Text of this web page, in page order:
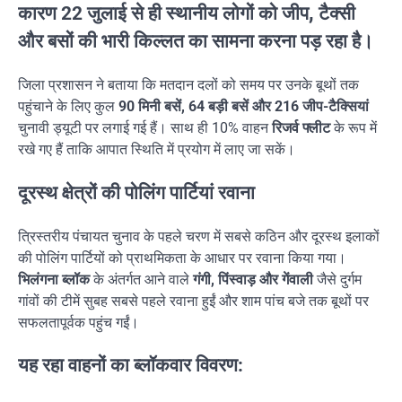
कारण 22 जुलाई से ही स्थानीय लोगों कोजीप, टैक्सी
और बसों की भारी किल्लतका सामना करना पड़ रहा है।
जिला प्रशासन ने बताया कि मतदान दलों को समय पर उनके बूथों तक
पहुंचाने के लिए कुल 90 मिनी बसें, 64 बड़ी बसें और 216 जीप-टैक्सियां
चुनावी ड्यूटी पर लगाई गई हैं। साथ ही 10% वाहनरिजर्व फ्लीटके रूप में
रखे गए हैं ताकि आपात स्थिति में प्रयोग में लाए जा सकें।
दूरस्थ क्षेत्रों की पोलिंग पार्टियां रवाना
त्रिस्तरीय पंचायत चुनाव के पहले चरण में सबसे कठिन और दूरस्थ इलाकों
की पोलिंग पार्टियों को प्राथमिकता के आधार पर रवाना किया गया।
भिलंगना ब्लॉकके अंतर्गत आने वालेगंगी, पिंस्वाड़ और गेंवालीजैसे दुर्गम
गांवों की टीमें सुबह सबसे पहले रवाना हुईं और शाम पांच बजे तक बूथों पर
सफलतापूर्वक पहुंच गईं।
यह रहा वाहनों का ब्लॉकवार विवरण: